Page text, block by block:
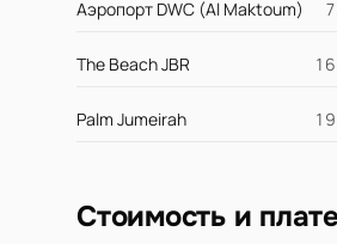
Аэропорт DWC (Al Maktoum)
The Beach JBR
Palm Jumeirah
Стоимость и